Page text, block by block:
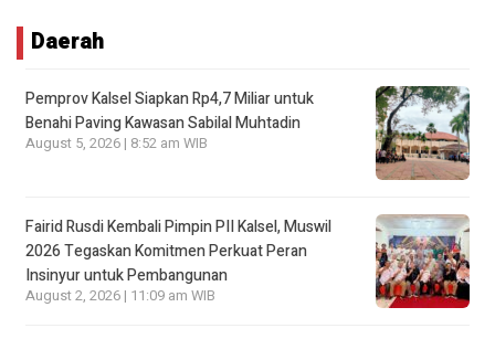
Daerah
Pemprov Kalsel Siapkan Rp4,7 Miliar untuk
Benahi Paving Kawasan Sabilal Muhtadin
August 5, 2026 | 8:52 am WIB
Fairid Rusdi Kembali Pimpin PII Kalsel, Muswil
2026 Tegaskan Komitmen Perkuat Peran
Insinyur untuk Pembangunan
August 2, 2026 | 11:09 am WIB